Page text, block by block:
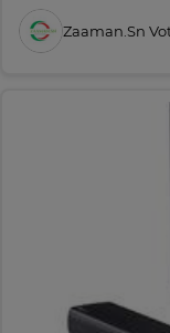
Zaaman.sn